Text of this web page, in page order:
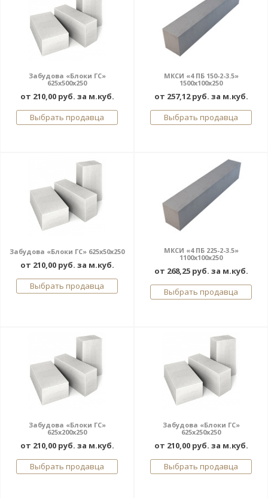
Забудова «Блоки ГС»
625x500x250
от 210,00 руб. за м.куб.
Выбрать продавца
МКСИ «4 ПБ 150-2-3.5»
1500х100х250
от 257,12 руб. за м.куб.
Выбрать продавца
Забудова «Блоки ГС» 625x50x250
от 210,00 руб. за м.куб.
Выбрать продавца
МКСИ «4 ПБ 225-2-3.5»
1100х100х250
от 268,25 руб. за м.куб.
Выбрать продавца
Забудова «Блоки ГС»
625x200x250
от 210,00 руб. за м.куб.
Выбрать продавца
Забудова «Блоки ГС»
625x250x250
от 210,00 руб. за м.куб.
Выбрать продавца